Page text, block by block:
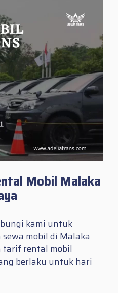
Mobil Malaka
kami untuk
mobil di Malaka
tarif rental mobil
berlaku untuk hari